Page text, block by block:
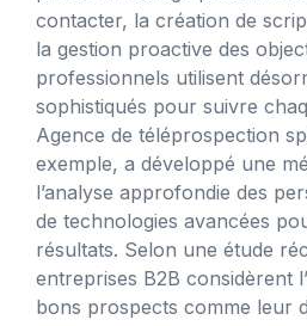
contacter, la création de
la gestion proactive des
professionnels utilisent
sophistiqués pour suivre
Agence de téléprospection
exemple, a développé une
l’analyse approfondie des
de technologies avancées
résultats. Selon une étude
entreprises B2B considèrent
bons prospects comme leur